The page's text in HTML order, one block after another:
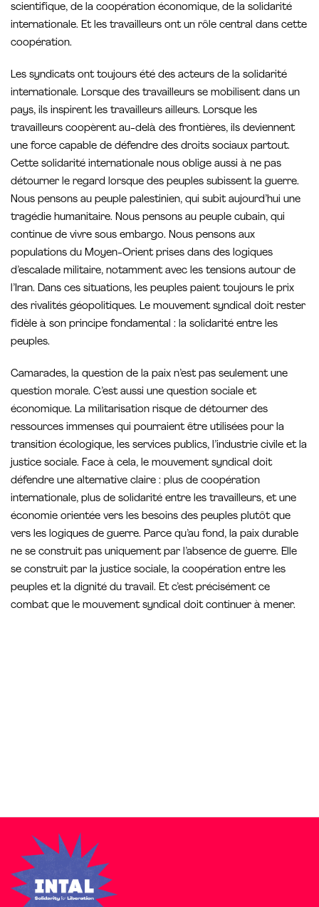
scientifique, de la coopération économique, de la solidarité
internationale. Et les travailleurs ont un rôle central dans cette
coopération.
Les syndicats ont toujours été des acteurs de la solidarité
internationale. Lorsque des travailleurs se mobilisent dans un
pays, ils inspirent les travailleurs ailleurs. Lorsque les
travailleurs coopèrent au-delà des frontières, ils deviennent
une force capable de défendre des droits sociaux partout.
Cette solidarité internationale nous oblige aussi à ne pas
détourner le regard lorsque des peuples subissent la guerre.
Nous pensons au peuple palestinien, qui subit aujourd’hui une
tragédie humanitaire. Nous pensons au peuple cubain, qui
continue de vivre sous embargo. Nous pensons aux
populations du Moyen-Orient prises dans des logiques
d’escalade militaire, notamment avec les tensions autour de
l’Iran. Dans ces situations, les peuples paient toujours le prix
des rivalités géopolitiques. Le mouvement syndical doit rester
fidèle à son principe fondamental : la solidarité entre les
peuples.
Camarades, la question de la paix n’est pas seulement une
question morale. C’est aussi une question sociale et
économique. La militarisation risque de détourner des
ressources immenses qui pourraient être utilisées pour la
transition écologique, les services publics, l’industrie civile et la
justice sociale. Face à cela, le mouvement syndical doit
défendre une alternative claire : plus de coopération
internationale, plus de solidarité entre les travailleurs, et une
économie orientée vers les besoins des peuples plutôt que
vers les logiques de guerre. Parce qu’au fond, la paix durable
ne se construit pas uniquement par l’absence de guerre. Elle
se construit par la justice sociale, la coopération entre les
peuples et la dignité du travail. Et c’est précisément ce
combat que le mouvement syndical doit continuer à mener.